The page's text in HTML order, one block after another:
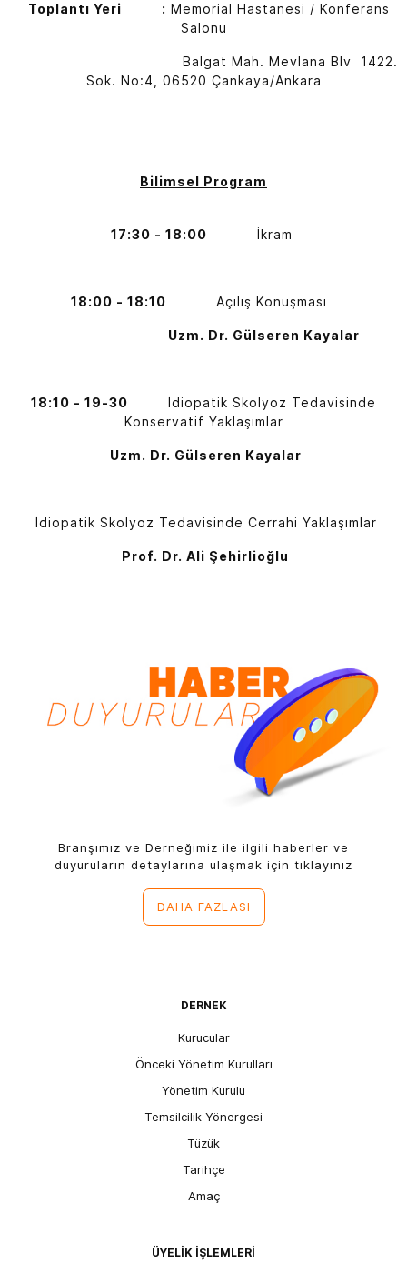
Toplantı Yeri : Memorial Hastanesi / Konferans
Salonu
Balgat Mah. Mevlana Blv 1422.
Sok. No:4, 06520 Çankaya/Ankara
Bilimsel Program
17:30 - 18:00 İkram
18:00 - 18:10 Açılış Konuşması
Uzm. Dr. Gülseren Kayalar
18:10 - 19-30 İdiopatik Skolyoz Tedavisinde
Konservatif Yaklaşımlar
Uzm. Dr. Gülseren Kayalar
İdiopatik Skolyoz Tedavisinde Cerrahi Yaklaşımlar
Prof. Dr. Ali Şehirlioğlu
Branşımız ve Derneğimiz ile ilgili haberler ve
duyuruların detaylarına ulaşmak için tıklayınız
DAHA FAZLASI
DERNEK
Kurucular
Önceki Yönetim Kurulları
Yönetim Kurulu
Temsilcilik Yönergesi
Tüzük
Tarihçe
Amaç
ÜYELİK İŞLEMLERİ